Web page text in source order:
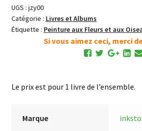
de
Peinture
de
individuel)
UGS : jzy00
Catégorie : Livres et Albums
Étiquette : Peinture aux Fleurs et aux
Si vous aimez ceci, merci
Le prix est pour 1 livre de l’ensemble.
Marque